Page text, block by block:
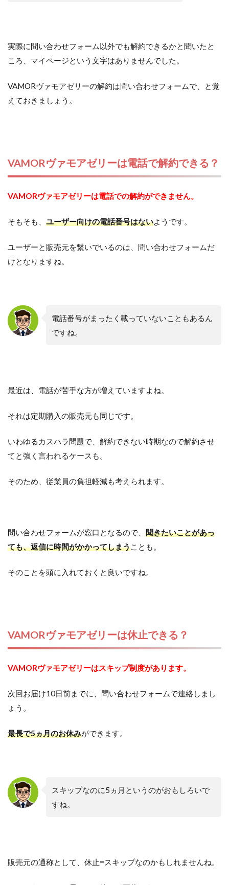
実際に問い合わせフォーム以外でも解約できるかと聞いたと
ころ、マイページという文字はありませんでした。
VAMORヴァモアゼリーの解約は問い合わせフォームで、と覚
えておきましょう。
VAMORヴァモアゼリーは電話で解約できる？
VAMORヴァモアゼリーは電話での解約ができません。
そもそも、 ユーザー向けの電話番号はないようです。
ユーザーと販売元を繋いでいるのは、問い合わせフォームだ
けとなりますね。
電話番号がまったく載っていないこともあるん
ですね。
最近は、電話が苦手な方が増えていますよね。
それは定期購入の販売元も同じです。
いわゆるカスハラ問題で、解約できない時期なので解約させ
てと強く言われるケースも。
そのため、従業員の負担軽減も考えられます。
問い合わせフォームが窓口となるので、 聞きたいことがあっ
ても、返信に時間がかかってしまうことも。
そのことを頭に入れておくと良いですね。
VAMORヴァモアゼリーは休止できる？
VAMORヴァモアゼリーはスキップ制度があります。
次回お届け10日前までに、問い合わせフォームで連絡しまし
ょう。
最長で5ヵ月のお休みができます。
スキップなのに5ヵ月というのがおもしろいで
すね。
販売元の通称として、休止=スキップなのかもしれませんね。